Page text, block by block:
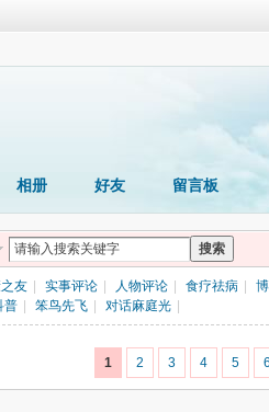
相册 好友 留言板
搜索
友 实事评论 人物评论 食疗祛病
普 笨鸟先飞 对话麻庭光
1 2 3 4 5 6